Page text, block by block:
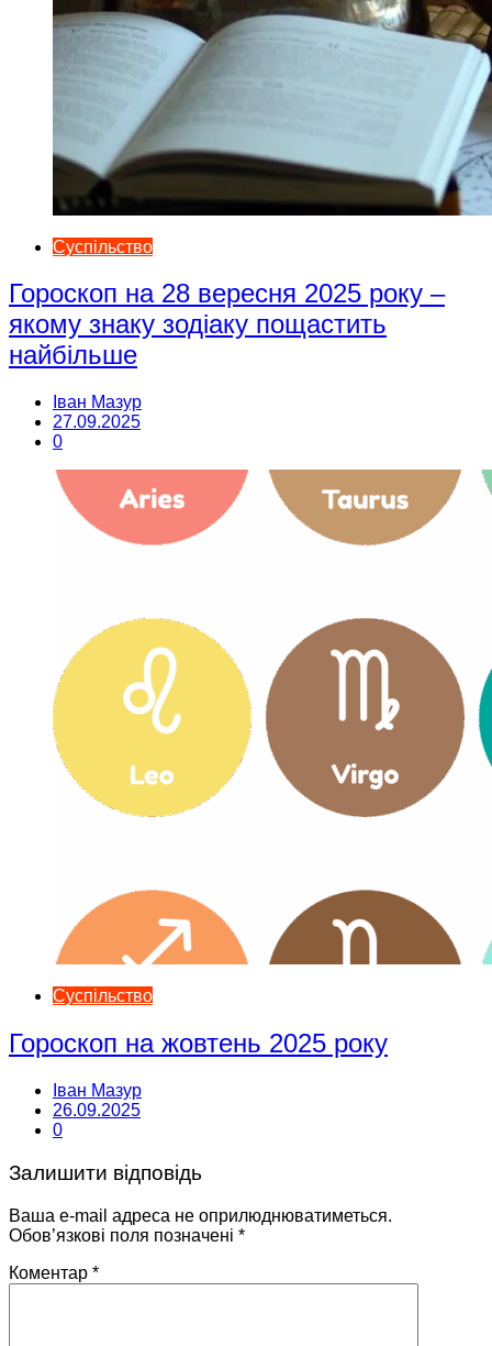
Суспільство
Гороскоп на 28 вересня 2025 року –
якому знаку зодіаку пощастить
найбільше
Іван Мазур
27.09.2025
0
Суспільство
Гороскоп на жовтень 2025 року
Іван Мазур
26.09.2025
0
Залишити відповідь
Ваша e-mail адреса не оприлюднюватиметься.
Обов’язкові поля позначені *
Коментар *